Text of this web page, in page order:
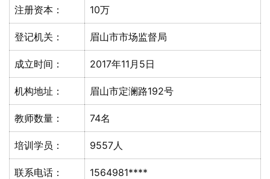
注册资本： 10万
登记机关： 眉山市市场监督局
成立时间： 2017年11月5日
机构地址： 眉山市定澜路192号
教师数量： 74名
培训学员： 9557人
联系电话：
1564981****